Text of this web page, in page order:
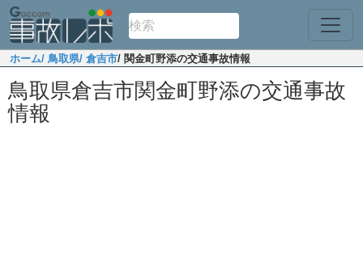
ホーム/ 鳥取県/ 倉吉市/ 関金町野添の交通事故情報
鳥取県倉吉市関金町野添の交通事故
情報